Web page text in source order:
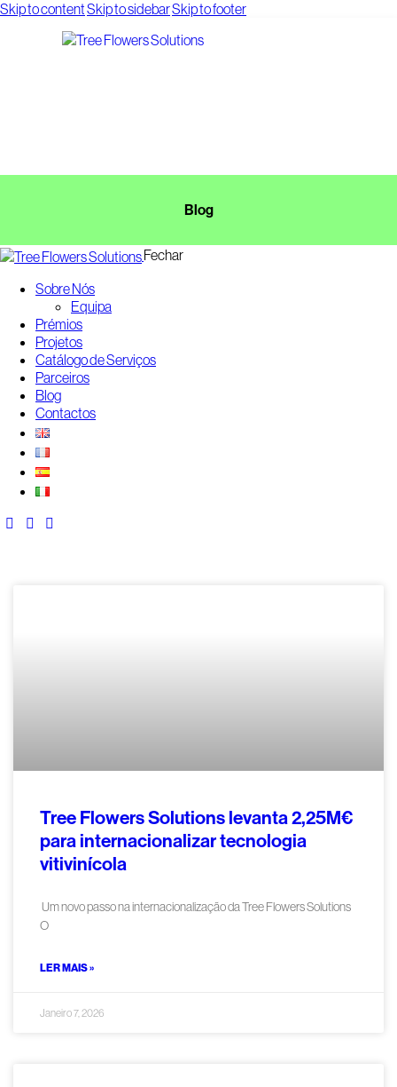
Skip to contentSkip to sidebarSkip to footer
Blog
Fechar
Sobre Nós
Equipa
Prémios
Projetos
Catálogo de Serviços
Parceiros
Blog
Contactos
Tree Flowers Solutions levanta 2,25M€
para internacionalizar tecnologia
vitivinícola
Um novo passo na internacionalização da Tree Flowers Solutions
O
LER MAIS »
Janeiro 7, 2026